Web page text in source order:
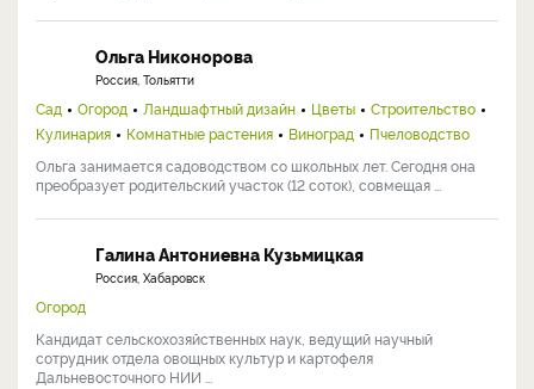
Ольга Никонорова
Россия, Тольятти
Сад Огород Ландшафтный дизайн Цветы
Строительство
Кулинария
Комнатные растения Виноград
Пчеловодство
Ольга занимается садоводством со школьных лет. Сегодня она
преобразует родительский участок (12 соток), совмещая ...
Галина Антониевна Кузьмицкая
Россия, Хабаровск
Огород
Кандидат сельскохозяйственных наук, ведущий научный
сотрудник отдела овощных культур и картофеля
Дальневосточного НИИ ...